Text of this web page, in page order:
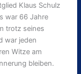
Klaus Schulz
war 66 Jahre
trotz seines
war jeden
Witze am
bleiben.